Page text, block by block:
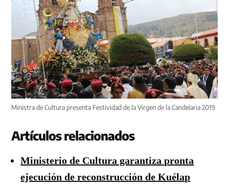
Ministra de Cultura presenta Festividad de la Virgen de la Candelaria 2019
Artículos relacionados
Ministerio de Cultura garantiza pronta
ejecución de reconstrucción de Kuélap